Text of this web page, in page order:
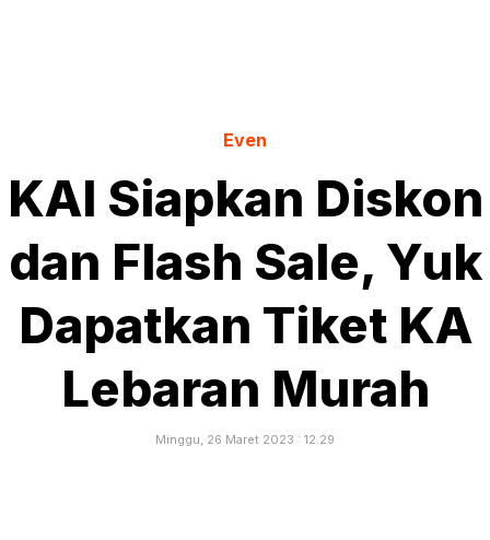
Even
KAI Siapkan Diskon
dan Flash Sale, Yuk
Dapatkan Tiket KA
Lebaran Murah
Minggu, 26 Maret 2023 : 12.29